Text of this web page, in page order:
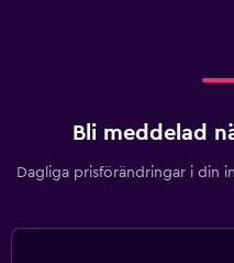
Bli meddelad
Dagliga prisförändringar i din